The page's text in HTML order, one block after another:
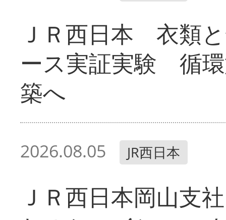
ＪＲ西日本 衣類
ース実証実験 循
築へ
2026.08.05 JR西日本
ＪＲ西日本岡山支